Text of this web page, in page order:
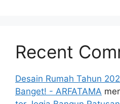
Recent
Desain Rumah Tahun
Banget! - ARFATAMA